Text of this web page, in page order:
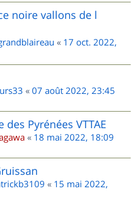
noire vallons de l
« 17 oct. 2022,
« 07 août 2022, 23:45
des Pyrénées VTTAE
« 18 mai 2022, 18:09
« 15 mai 2022,